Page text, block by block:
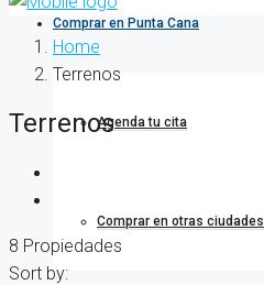
Comprar en Punta Cana
Agenda tu cita
Comprar en otras ciudades
Home
Terrenos
Terrenos
8 Propiedades
Sort by: